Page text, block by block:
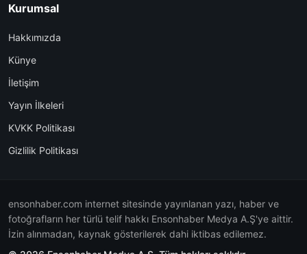
Kurumsal
Hakkımızda
Künye
İletişim
Yayın İlkeleri
KVKK Politikası
Gizlilik Politikası
ensonhaber.com internet sitesinde yayınlanan yazı, haber ve
fotoğrafların her türlü telif hakkı Ensonhaber Medya A.Ş'ye aittir.
İzin alınmadan, kaynak gösterilerek dahi iktibas edilemez.